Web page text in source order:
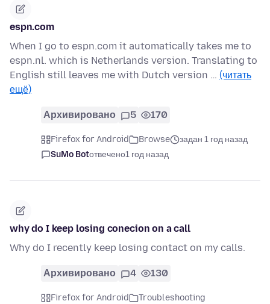
espn.com
When I go to espn.com it automatically takes me to
espn.nl. which is Netherlands version. Translating to
English still leaves me with Dutch version … (читать
ещё)
Архивировано 5 170
Firefox for Android Browse
задан 1 год назад
SuMo Botотвечено1 год назад
why do I keep losing conecion on a call
Why do I recently keep losing contact on my calls.
Архивировано 4 130
Firefox for Android
Troubleshooting